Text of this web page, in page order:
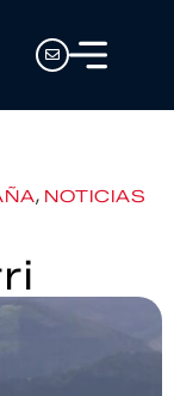
, NOTICIAS